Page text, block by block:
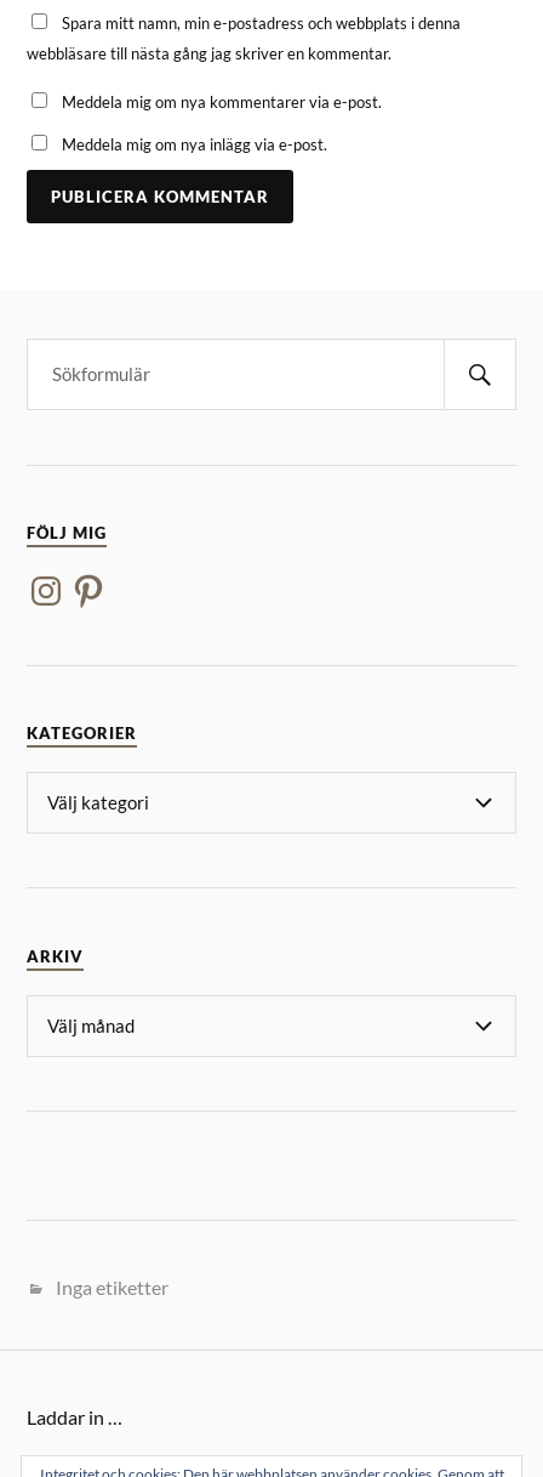
Spara mitt namn, min e-postadress och webbplats i denna
webbläsare till nästa gång jag skriver en kommentar.
Meddela mig om nya kommentarer via e-post.
Meddela mig om nya inlägg via e-post.
FÖLJ MIG
KATEGORIER
ARKIV
Inga etiketter
Laddar in …